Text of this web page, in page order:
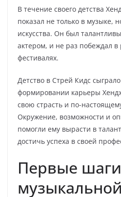
В течение своего детства
показал не только в музыке,
искусства. Он был
актером, и не раз побеждал в
фестивалях.
Детство в Стрей Кидс
формировании карьеры
свою страсть и по-
Окружение, возможности и
помогли ему вырасти в
достичь успеха в своей
Первые